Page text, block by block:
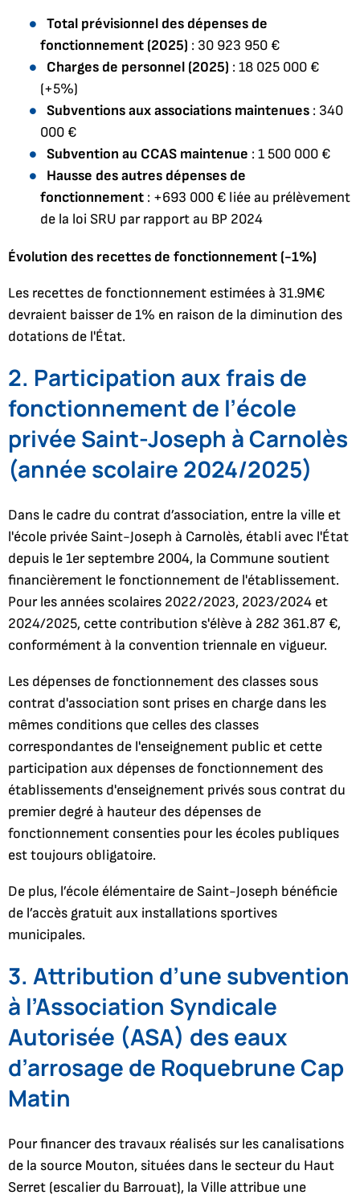
Total prévisionnel des dépenses de
fonctionnement (2025) : 30 923 950 €
Charges de personnel (2025) : 18 025 000 €
(+5%)
Subventions aux associations maintenues : 340
000 €
Subvention au CCAS maintenue : 1 500 000 €
Hausse des autres dépenses de
fonctionnement : +693 000 € liée au prélèvement
de la loi SRU par rapport au BP 2024
Évolution des recettes de fonctionnement (-1%)
Les recettes de fonctionnement estimées à 31.9M€
devraient baisser de 1% en raison de la diminution des
dotations de l'État.
2. Participation aux frais de
fonctionnement de l’école
privée Saint-Joseph à Carnolès
(année scolaire 2024/2025)
Dans le cadre du contrat d’association, entre la ville et
l'école privée Saint-Joseph à Carnolès, établi avec l'État
depuis le 1er septembre 2004, la Commune soutient
financièrement le fonctionnement de l'établissement.
Pour les années scolaires 2022/2023, 2023/2024 et
2024/2025, cette contribution s'élève à 282 361.87 €,
conformément à la convention triennale en vigueur.
Les dépenses de fonctionnement des classes sous
contrat d'association sont prises en charge dans les
mêmes conditions que celles des classes
correspondantes de l'enseignement public et cette
participation aux dépenses de fonctionnement des
établissements d'enseignement privés sous contrat du
premier degré à hauteur des dépenses de
fonctionnement consenties pour les écoles publiques
est toujours obligatoire.
De plus, l’école élémentaire de Saint-Joseph bénéficie
de l’accès gratuit aux installations sportives
municipales.
3. Attribution d’une subvention
à l’Association Syndicale
Autorisée (ASA) des eaux
d’arrosage de Roquebrune Cap
Matin
Pour financer des travaux réalisés sur les canalisations
de la source Mouton, situées dans le secteur du Haut
Serret (escalier du Barrouat), la Ville attribue une